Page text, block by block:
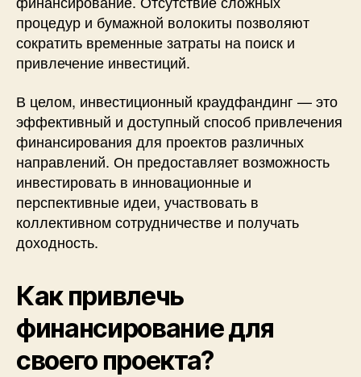
процедур и бумажной волокиты позволяют
сократить временные затраты на поиск и
привлечение инвестиций.
В целом, инвестиционный краудфандинг — это
эффективный и доступный способ привлечения
финансирования для проектов различных
направлений. Он предоставляет возможность
инвестировать в инновационные и
перспективные идеи, участвовать в
коллективном сотрудничестве и получать
доходность.
Как привлечь
финансирование для
своего проекта?